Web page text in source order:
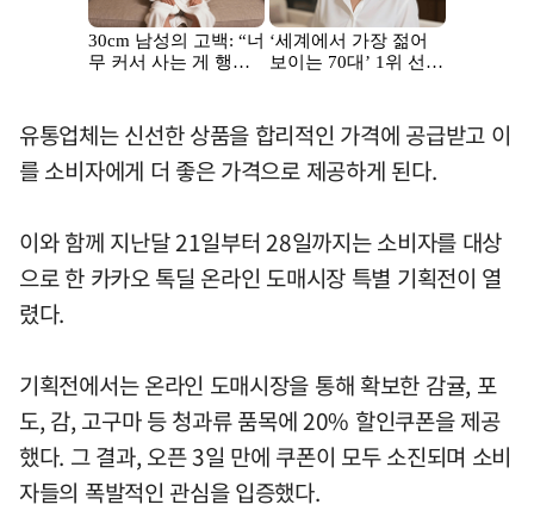
유통업체는 신선한 상품을 합리적인 가격에 공급받고 이
를 소비자에게 더 좋은 가격으로 제공하게 된다.
이와 함께 지난달 21일부터 28일까지는 소비자를 대상
으로 한 카카오 톡딜 온라인 도매시장 특별 기획전이 열
렸다.
기획전에서는 온라인 도매시장을 통해 확보한 감귤, 포
도, 감, 고구마 등 청과류 품목에 20% 할인쿠폰을 제공
했다. 그 결과, 오픈 3일 만에 쿠폰이 모두 소진되며 소비
자들의 폭발적인 관심을 입증했다.